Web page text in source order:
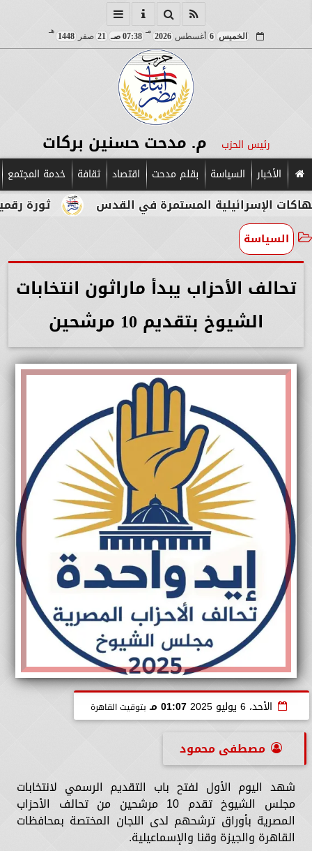
الخميس 6 أغسطس2026
مـ
07:38 صـ 21 صفر1448
هـ
رئيس الحزب م. مدحت حسنين بركات
الأخبار السياسة بقلم مدحت اقتصاد ثقافة خدمة المجتمع
ثورة رقمية في قلب المستمرة في القدس
السياسة
تحالف الأحزاب يبدأ ماراثون انتخابات
الشيوخ بتقديم 10 مرشحين
الأحد، 6 يوليو 2025 01:07 مـ بتوقيت القاهرة
مصطفى محمود
شهد اليوم الأول لفتح باب التقديم الرسمي لانتخابات
مجلس الشيوخ تقدم 10 مرشحين من تحالف الأحزاب
المصرية بأوراق ترشحهم لدى اللجان المختصة بمحافظات
القاهرة والجيزة وقنا والإسماعيلية.